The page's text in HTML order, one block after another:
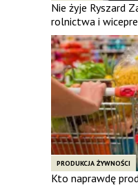
Nie żyje Ryszard
rolnictwa i
PRODUKCJA ŻYWNOŚCI
Kto naprawdę